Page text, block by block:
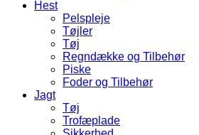
Hest
Pelspleje
Tøjler
Tøj
Regndække og Tilbehør
Piske
Foder og Tilbehør
Jagt
Tøj
Trofæplade